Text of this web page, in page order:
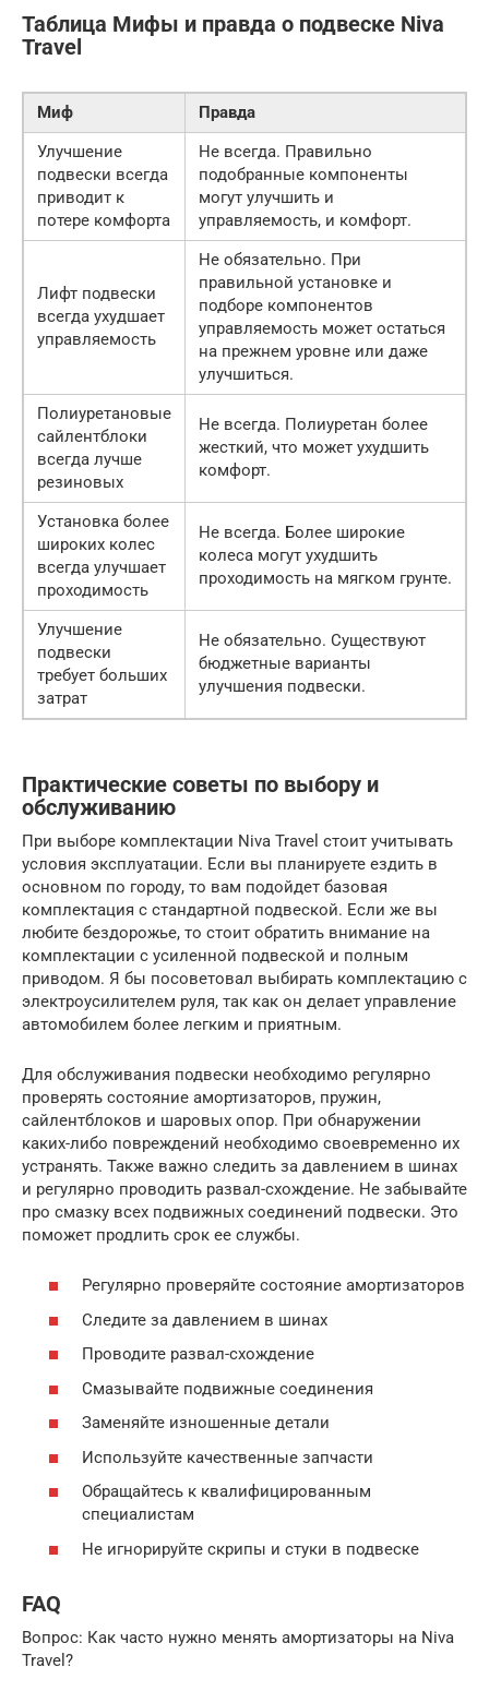
Таблица Мифы и правда о подвеске Niva
Travel
Миф
Правда
Улучшение
подвески всегда
приводит к
потере комфорта
Не всегда. Правильно
подобранные компоненты
могут улучшить и
управляемость, и комфорт.
Лифт подвески
всегда ухудшает
управляемость
Не обязательно. При
правильной установке и
подборе компонентов
управляемость может остаться
на прежнем уровне или даже
улучшиться.
Полиуретановые
сайлентблоки
всегда лучше
резиновых
Не всегда. Полиуретан более
жесткий, что может ухудшить
комфорт.
Установка более
широких колес
всегда улучшает
проходимость
Не всегда. Более широкие
колеса могут ухудшить
проходимость на мягком грунте.
Улучшение
подвески
требует больших
затрат
Не обязательно. Существуют
бюджетные варианты
улучшения подвески.
Практические советы по выбору и
обслуживанию
При выборе комплектации Niva Travel стоит учитывать
условия эксплуатации. Если вы планируете ездить в
основном по городу, то вам подойдет базовая
комплектация с стандартной подвеской. Если же вы
любите бездорожье, то стоит обратить внимание на
комплектации с усиленной подвеской и полным
приводом. Я бы посоветовал выбирать комплектацию с
электроусилителем руля, так как он делает управление
автомобилем более легким и приятным.
Для обслуживания подвески необходимо регулярно
проверять состояние амортизаторов, пружин,
сайлентблоков и шаровых опор. При обнаружении
каких-либо повреждений необходимо своевременно их
устранять. Также важно следить за давлением в шинах
и регулярно проводить развал-схождение. Не забывайте
про смазку всех подвижных соединений подвески. Это
поможет продлить срок ее службы.
Регулярно проверяйте состояние амортизаторов
Следите за давлением в шинах
Проводите развал-схождение
Смазывайте подвижные соединения
Заменяйте изношенные детали
Используйте качественные запчасти
Обращайтесь к квалифицированным
специалистам
Не игнорируйте скрипы и стуки в подвеске
FAQ
Вопрос: Как часто нужно менять амортизаторы на Niva
Travel?